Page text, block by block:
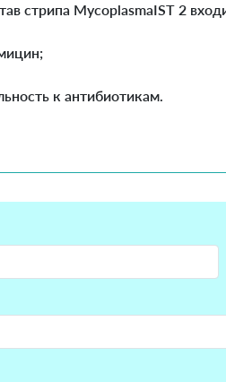
стрипа MycoplasmaIST 2
к антибиотикам.